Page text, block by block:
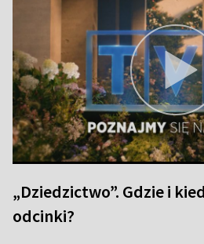
„Dziedzictwo”. Gdzie i
odcinki?